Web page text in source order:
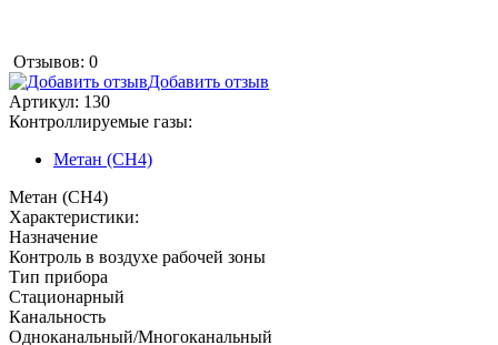
Отзывов: 0
Добавить отзыв
Артикул: 130
Контроллируемые газы:
Метан (CH4)
Метан (CH4)
Характеристики:
Назначение
Контроль в воздухе рабочей зоны
Тип прибора
Стационарный
Канальность
Одноканальный/Многоканальный